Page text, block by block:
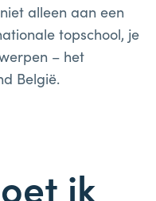
alleen aan een
topschool, je
– het
België.
ik